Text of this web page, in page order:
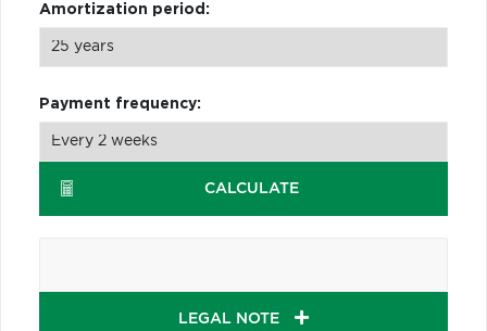
Amortization period:
Payment frequency:
CALCULATE
LEGAL NOTE